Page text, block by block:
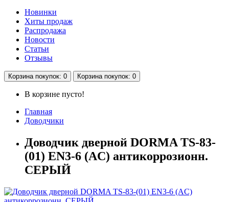
Новинки
Хиты продаж
Распродажа
Новости
Статьи
Отзывы
Корзинапокупок: 0 Корзинапокупок: 0
В корзине пусто!
Главная
Доводчики
Доводчик дверной DORMA TS-83-
(01) EN3-6 (AC) антикоррозионн.
СЕРЫЙ